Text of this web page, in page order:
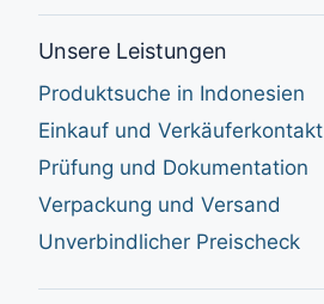
Unsere Leistungen
Produktsuche in Indonesien
Einkauf und Verkäuferkontakt
Prüfung und Dokumentation
Verpackung und Versand
Unverbindlicher Preischeck